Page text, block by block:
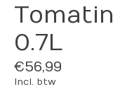
0.7L
€56,99
Incl. btw